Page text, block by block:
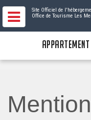
Site Officiel de
Office de Tourisme Les